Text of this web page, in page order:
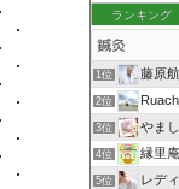
ランキング
1位 藤原
2位
3位 やま
4位 縁里
5位 レデ